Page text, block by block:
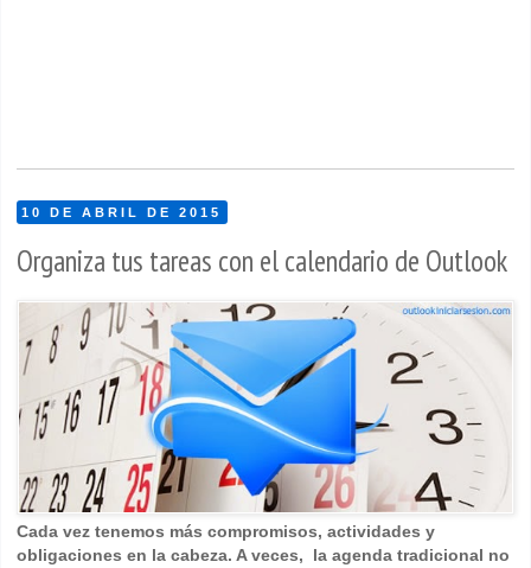
10 DE ABRIL DE 2015
Organiza tus tareas con el calendario de Outlook
Cada vez tenemos más compromisos, actividades y
obligaciones en la cabeza. A veces, la agenda tradicional no